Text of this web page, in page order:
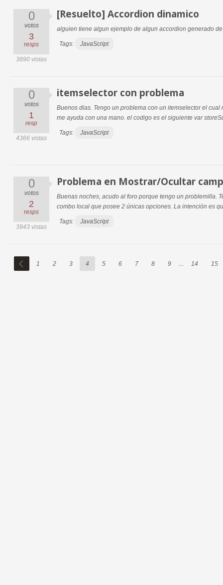
0
votos
3
resps
3890 vistas
[Resuelto] Accordion dinamico
alguien tiene algun ejemplo de algun accordion generado
Tags: JavaScript
0
votos
1
resp
4366 vistas
itemselector con problema
Buenos dias. Tengo un problema con un itemselector el
me ayuda con una mano. el codigo es el siguiente var
Tags: JavaScript
0
votos
2
resps
3943 vistas
Problema en Mostrar/Ocultar
Buenas noches, acudo al foro porque tengo un problemilla.
combo local que posee 2 únicas opciones. La intención es
Tags: JavaScript
1 2 3 4 5 6 7 8 9 … 14 15